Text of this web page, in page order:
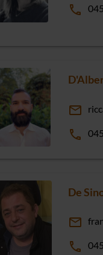
phone
email
phone
De
email
phone